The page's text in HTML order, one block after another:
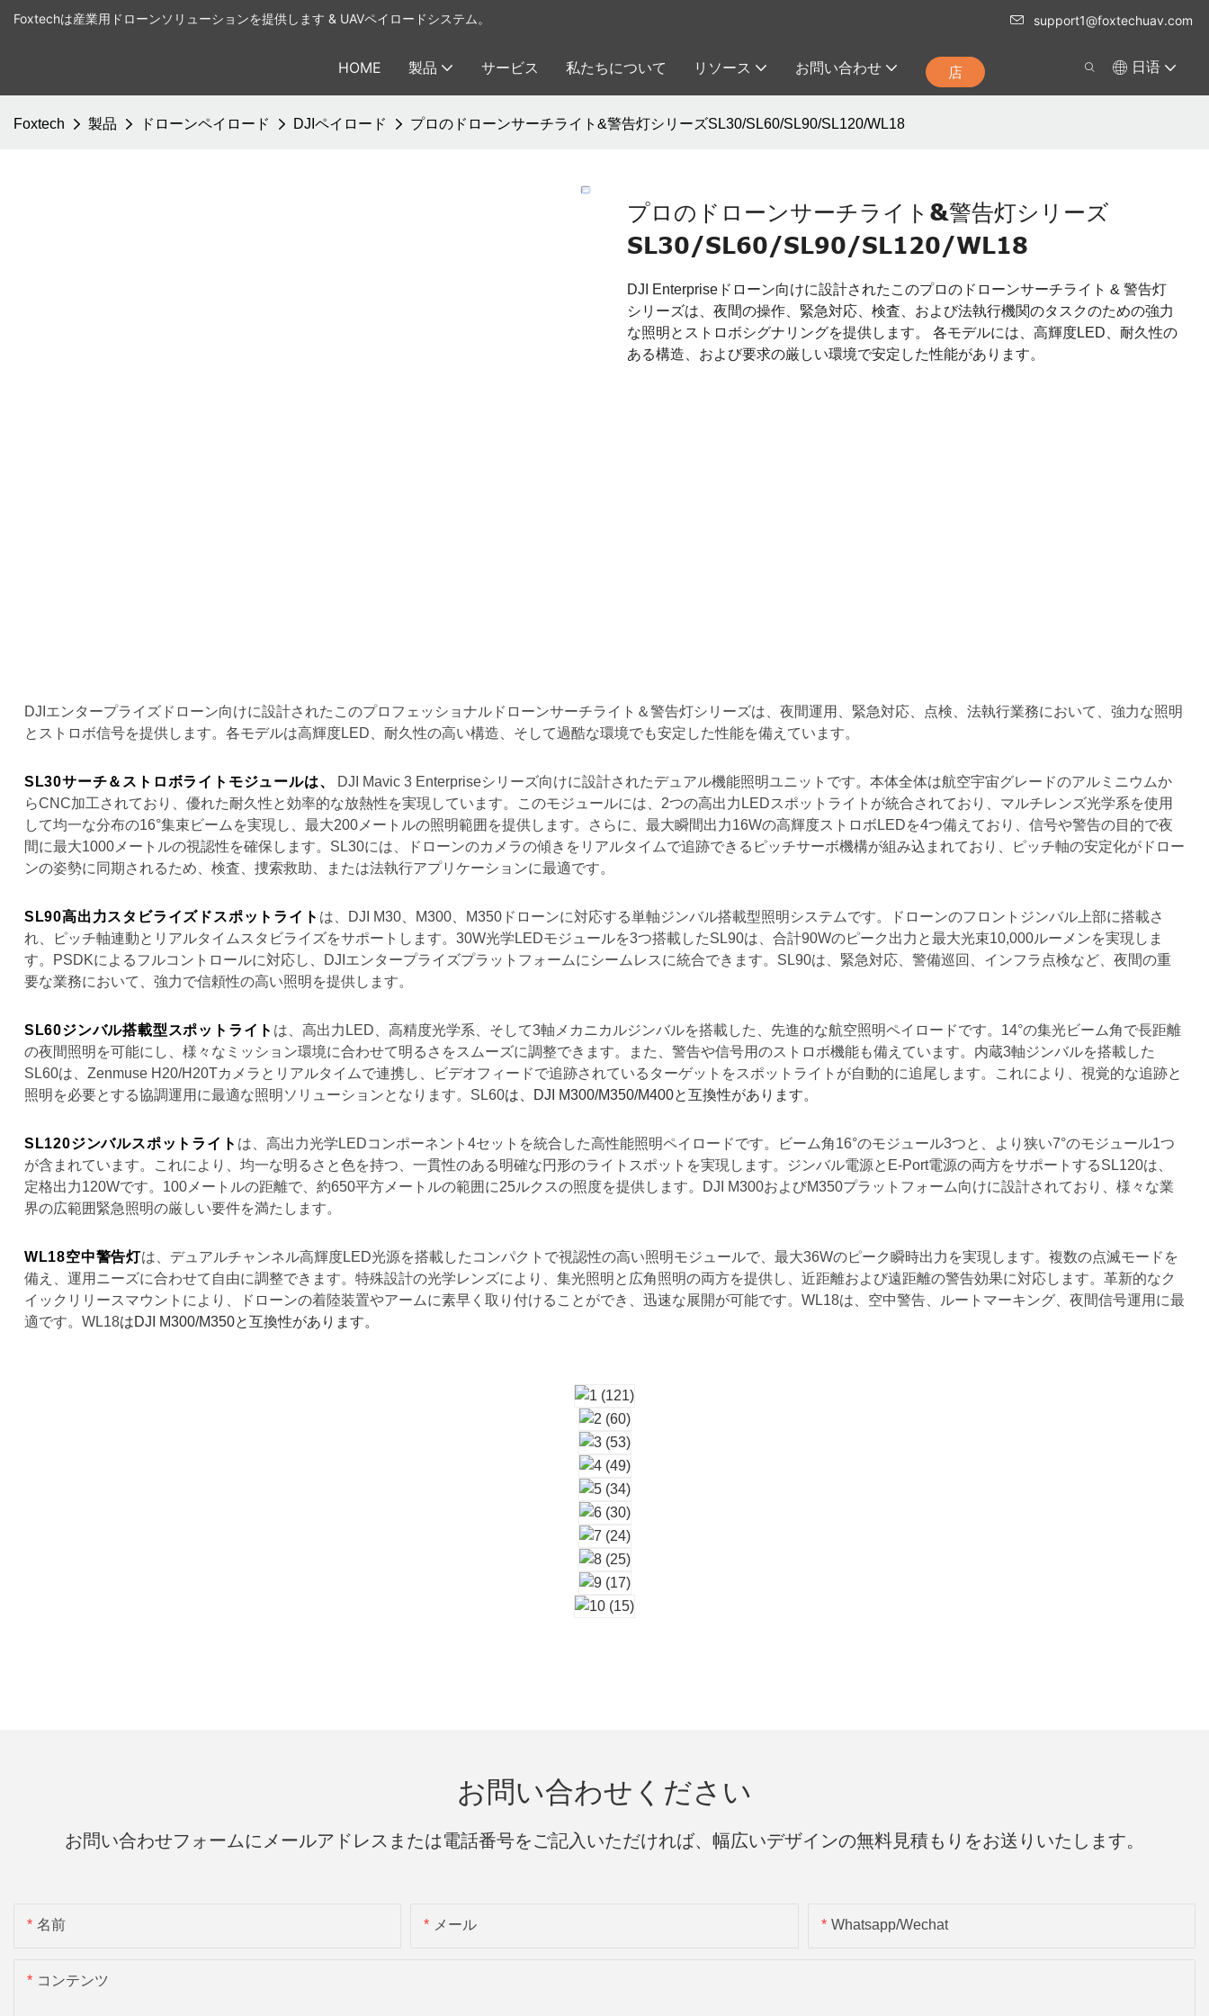
Foxtechは産業用ドローンソリューションを提供します & UAVペイロードシステム。 support1@foxtechuav.com
HOME 製品 サービス 私たちについて リソース お問い合わせ 店 日语
Foxtech 製品 ドローンペイロード DJIペイロード プロのドローンサーチライト&警告灯シリーズSL30/SL60/SL90/SL120/WL18
プロのドローンサーチライト&警告灯シリーズ
SL30/SL60/SL90/SL120/WL18
DJI Enterpriseドローン向けに設計されたこのプロのドローンサーチライト & 警告灯
シリーズは、夜間の操作、緊急対応、検査、および法執行機関のタスクのための強力
な照明とストロボシグナリングを提供します。 各モデルには、高輝度LED、耐久性の
ある構造、および要求の厳しい環境で安定した性能があります。
DJIエンタープライズドローン向けに設計されたこのプロフェッショナルドローンサーチライト＆警告灯シリーズは、夜間運用、緊急対応、点検、法執行業務において、強力な照明
とストロボ信号を提供します。各モデルは高輝度LED、耐久性の高い構造、そして過酷な環境でも安定した性能を備えています。
SL30サーチ＆ストロボライトモジュールは、
DJI Mavic 3 Enterpriseシリーズ向けに設計されたデュアル機能照明ユニットです。本体全体は航空宇宙グレードのアルミニウムか
らCNC加工されており、優れた耐久性と効率的な放熱性を実現しています。このモジュールには、2つの高出力LEDスポットライトが統合されており、マルチレンズ光学系を使用
して均一な分布の16°集束ビームを実現し、最大200メートルの照明範囲を提供します。さらに、最大瞬間出力16Wの高輝度ストロボLEDを4つ備えており、信号や警告の目的で夜
間に最大1000メートルの視認性を確保します。SL30には、ドローンのカメラの傾きをリアルタイムで追跡できるピッチサーボ機構が組み込まれており、ピッチ軸の安定化がドロー
ンの姿勢に同期されるため、検査、捜索救助、または法執行アプリケーションに最適です。
SL90高出力スタビライズドスポットライト は、DJI M30、M300、M350ドローンに対応する単軸ジンバル搭載型照明システムです。ドローンのフロントジンバル上部に搭載さ
れ、ピッチ軸連動とリアルタイムスタビライズをサポートします。30W光学LEDモジュールを3つ搭載したSL90は、合計90Wのピーク出力と最大光束10,000ルーメンを実現しま
す。PSDKによるフルコントロールに対応し、DJIエンタープライズプラットフォームにシームレスに統合できます。SL90は、緊急対応、警備巡回、インフラ点検など、夜間の重
要な業務において、強力で信頼性の高い照明を提供します。
SL60ジンバル搭載型スポットライト は、高出力LED、高精度光学系、そして3軸メカニカルジンバルを搭載した、先進的な航空照明ペイロードです。14°の集光ビーム角で長距離
の夜間照明を可能にし、様々なミッション環境に合わせて明るさをスムーズに調整できます。また、警告や信号用のストロボ機能も備えています。内蔵3軸ジンバルを搭載した
SL60は、Zenmuse H20/H20Tカメラとリアルタイムで連携し、ビデオフィードで追跡されているターゲットをスポットライトが自動的に追尾します。これにより、視覚的な追跡と
照明を必要とする協調運用に最適な照明ソリューションとなります。SL60は、DJI M300/M350/M400と互換性があります。
SL120ジンバルスポットライト は、高出力光学LEDコンポーネント4セットを統合した高性能照明ペイロードです。ビーム角16°のモジュール3つと、より狭い7°のモジュール1つ
が含まれています。これにより、均一な明るさと色を持つ、一貫性のある明確な円形のライトスポットを実現します。ジンバル電源とE-Port電源の両方をサポートするSL120は、
定格出力120Wです。100メートルの距離で、約650平方メートルの範囲に25ルクスの照度を提供します。DJI M300およびM350プラットフォーム向けに設計されており、様々な業
界の広範囲緊急照明の厳しい要件を満たします。
WL18空中警告灯は、デュアルチャンネル高輝度LED光源を搭載したコンパクトで視認性の高い照明モジュールで、最大36Wのピーク瞬時出力を実現します。複数の点滅モードを
備え、運用ニーズに合わせて自由に調整できます。特殊設計の光学レンズにより、集光照明と広角照明の両方を提供し、近距離および遠距離の警告効果に対応します。革新的なク
イックリリースマウントにより、ドローンの着陸装置やアームに素早く取り付けることができ、迅速な展開が可能です。WL18は、空中警告、ルートマーキング、夜間信号運用に最
適です。WL18はDJI M300/M350と互換性があります。
お問い合わせください
お問い合わせフォームにメールアドレスまたは電話番号をご記入いただければ、幅広いデザインの無料見積もりをお送りいたします。
名前 メール Whatsapp/wechat
コンテンツ